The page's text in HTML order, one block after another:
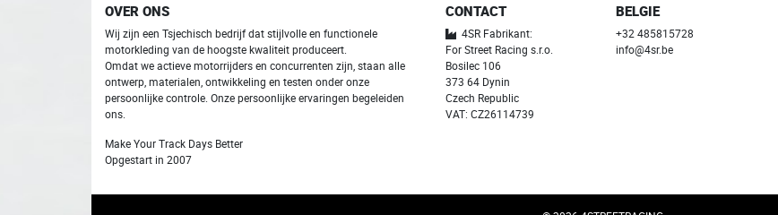
OVER ONS
Wij zijn een Tsjechisch bedrijf dat stijlvolle en functionele
motorkleding van de hoogste kwaliteit produceert.
Omdat we actieve motorrijders en concurrenten zijn, staan ​​alle
ontwerp, materialen, ontwikkeling en testen onder onze
persoonlijke controle. Onze persoonlijke ervaringen begeleiden
ons.
Make Your Track Days Better
Opgestart in 2007
CONTACT
4SR Fabrikant:
For Street Racing s.r.o.
Bosilec 106
373 64 Dynin
Czech Republic
VAT: CZ26114739
BELGIE
+32 485815728
info@4sr.be